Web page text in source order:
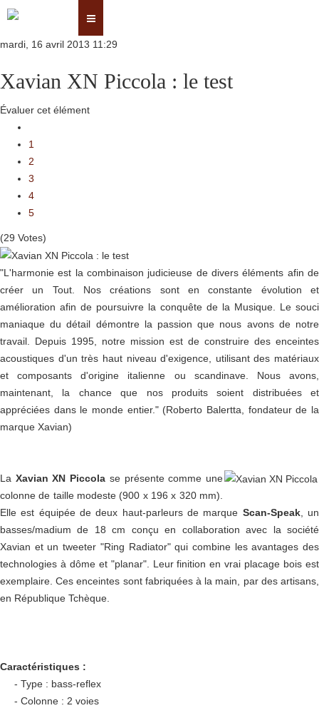
mardi, 16 avril 2013 11:29
Xavian XN Piccola : le test
Évaluer cet élément
1
2
3
4
5
(29 Votes)
"L'harmonie est la combinaison judicieuse de divers éléments afin de
créer un Tout. Nos créations sont en constante évolution et
amélioration afin de poursuivre la conquête de la Musique. Le souci
maniaque du détail démontre la passion que nous avons de notre
travail. Depuis 1995, notre mission est de construire des enceintes
acoustiques d'un très haut niveau d'exigence, utilisant des matériaux
et composants d'origine italienne ou scandinave. Nous avons,
maintenant, la chance que nos produits soient distribuées et
appréciées dans le monde entier." (Roberto Balertta, fondateur de la
marque Xavian)
La Xavian XN Piccola se présente comme une
colonne de taille modeste (900 x 196 x 320 mm).
Elle est équipée de deux haut-parleurs de marque Scan-Speak, un
basses/madium de 18 cm conçu en collaboration avec la société
Xavian et un tweeter "Ring Radiator" qui combine les avantages des
technologies à dôme et "planar". Leur finition en vrai placage bois est
exemplaire. Ces enceintes sont fabriquées à la main, par des artisans,
en République Tchèque.
Caractéristiques :
- Type : bass-reflex
- Colonne : 2 voies